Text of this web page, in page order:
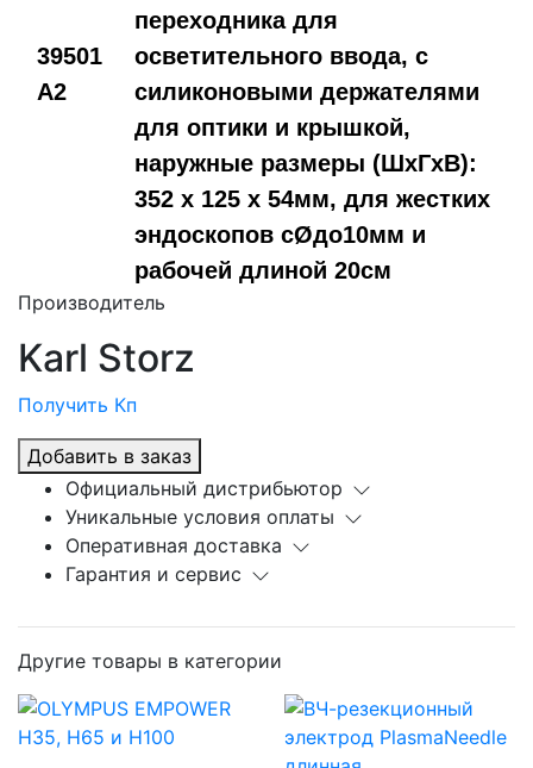
39501
A2
переходника для
осветительного ввода, с
силиконовыми держателями
для оптики и крышкой,
наружные размеры (ШxГxВ):
352 x 125 x 54мм, для жестких
эндоскопов сØдо10мм и
рабочей длиной 20см
Производитель
Karl Storz
Получить Кп
Добавить в заказ
Официальный дистрибьютор
Уникальные условия оплаты
Оперативная доставка
Гарантия и сервис
Другие товары в категории